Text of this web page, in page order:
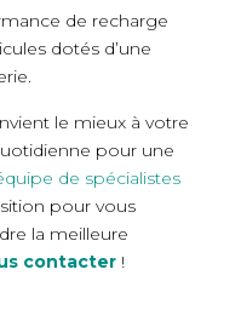
de recharge
dotés d’une
le mieux à votre
pour une
de spécialistes
pour vous
la meilleure
contacter !